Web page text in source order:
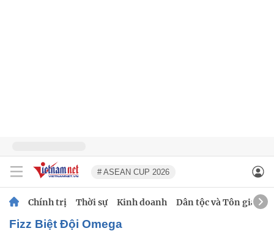
# ASEAN CUP 2026
Chính trị Thời sự Kinh doanh Dân tộc và Tôn giáo
Fizz Biệt Đội Omega